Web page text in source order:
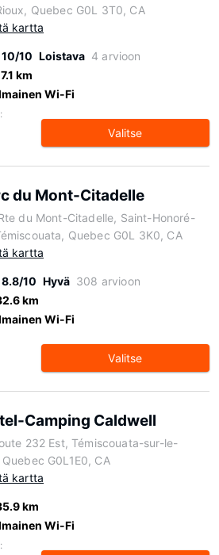
Quebec G0L 3T0, CA
kartta
10/10 Loistava 4 arvioon
km
Wi-Fi
Valitse
du Mont-Citadelle
du Mont-Citadelle, Saint-Honoré-
Quebec G0L 3K0, CA
kartta
8.8/10 Hyvä 308 arvioon
km
Wi-Fi
Valitse
Camping Caldwell
232 Est, Témiscouata-sur-le-
G0L1E0, CA
kartta
km
Wi-Fi